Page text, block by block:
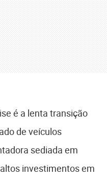
é a lenta transição
de veículos
sediada em
investimentos em